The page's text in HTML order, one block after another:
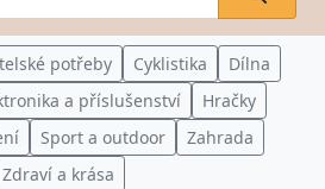
potřeby Cyklistika
Dílna
a příslušenství
Hračky
Sport a outdoor
Zahrada
Zdraví a krása